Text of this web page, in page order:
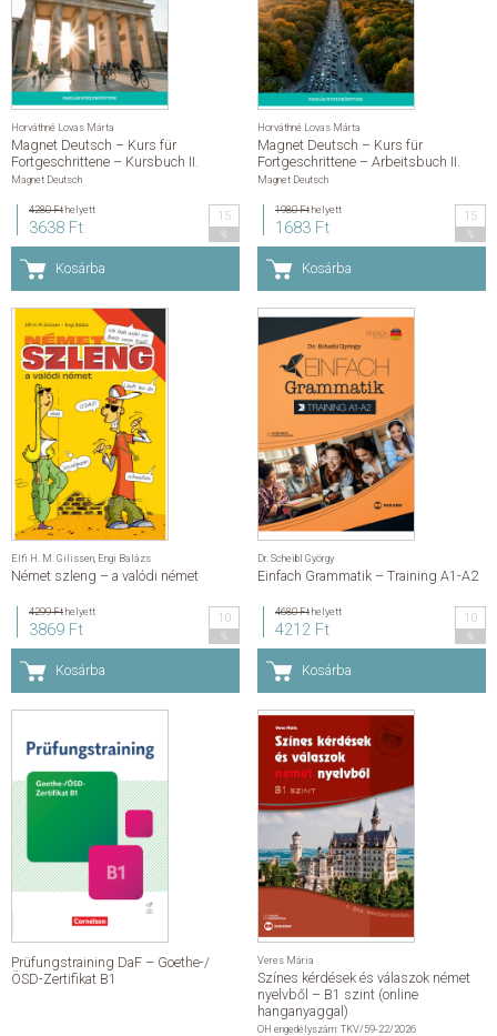
Horváthné Lovas Márta
Magnet Deutsch – Kurs für
Fortgeschrittene – Kursbuch II.
Magnet Deutsch
4280 Fthelyett
3638 Ft
15
Kosárba
Horváthné Lovas Márta
Magnet Deutsch – Kurs für
Fortgeschrittene – Arbeitsbuch II.
Magnet Deutsch
1980 Fthelyett
1683 Ft
15
Kosárba
Elfi H. M. Gilissen Engi Balázs
Német szleng – a valódi német
4299 Fthelyett
3869 Ft
10
Kosárba
Dr. Scheibl György
Einfach Grammatik – Training A1-A2
4680 Fthelyett
4212 Ft
10
Kosárba
Prüfungstraining DaF – Goethe-/
ÖSD-Zertifikat B1
Veres Mária
Színes kérdések és válaszok német
nyelvből – B1 szint (online
hanganyaggal)
OH engedélyszám: TKV/59-22/2026
Segíthetek?
Hírek
Kapcsolat
Adatkezelési és adatvédelmi szabályzat
Általános szerződési feltételek
Gyakran Ismételt Kérdések